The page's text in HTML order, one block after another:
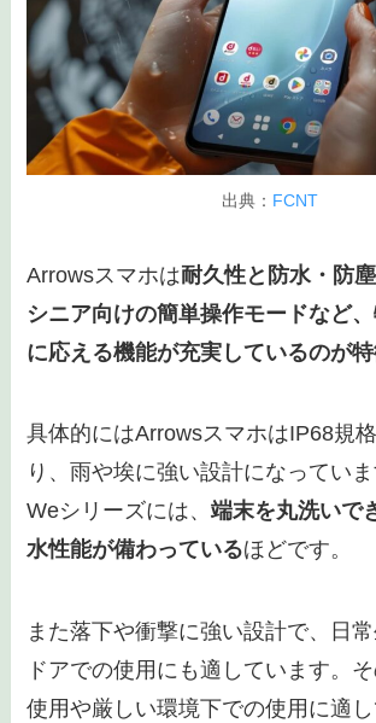
出典： FCNT
Arrowsスマホは耐久性と防水・防
シニア向けの簡単操作モードなど
に応える機能が充実しているのが
具体的にはArrowsスマホはIP68規
り、雨や埃に強い設計になってい
Weシリーズには、端末を丸洗いで
水性能が備わっているほどです。
また落下や衝撃に強い設計で、日
ドアでの使用にも適しています。
使用や厳しい環境下での使用に適